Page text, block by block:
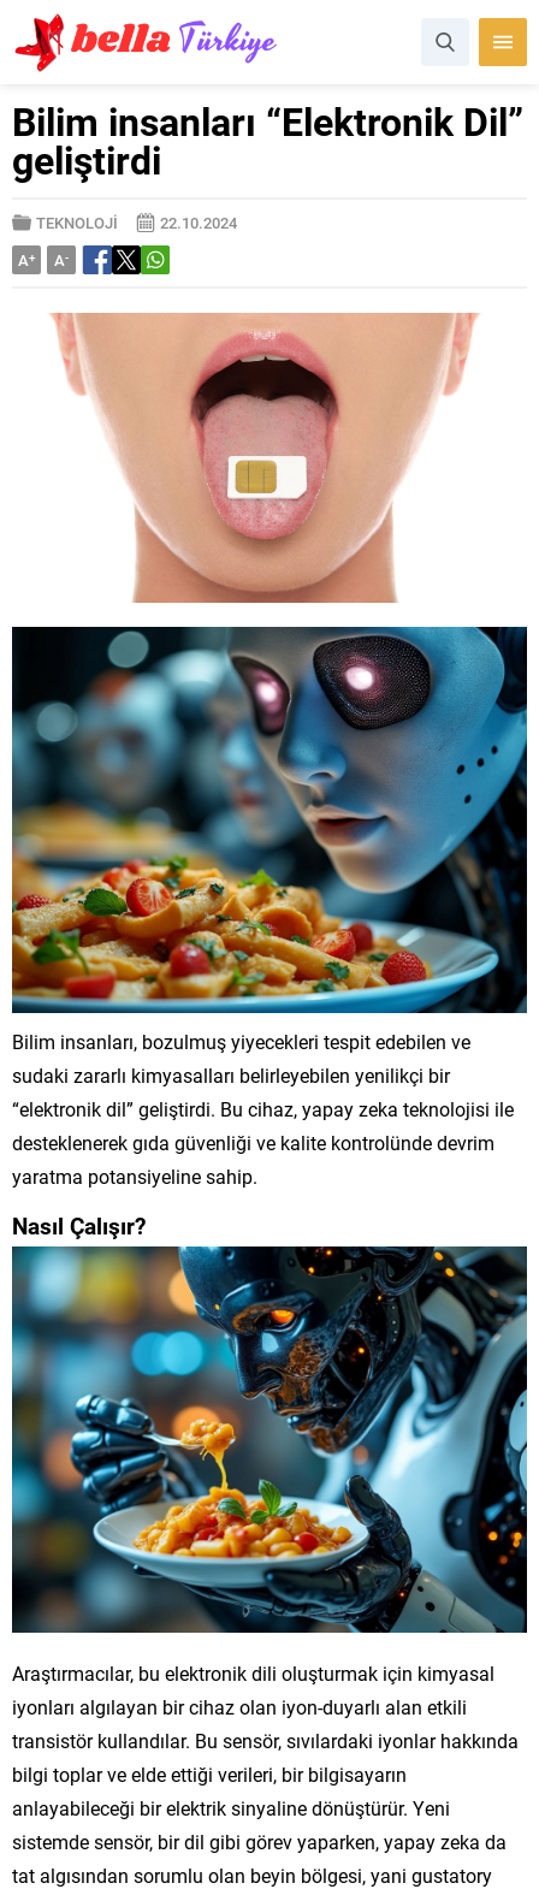
Bilim insanları “Elektronik Dil”
geliştirdi
TEKNOLOJİ
22.10.2024
A+ A-
Bilim insanları, bozulmuş yiyecekleri tespit edebilen ve
sudaki zararlı kimyasalları belirleyebilen yenilikçi bir
“elektronik dil” geliştirdi. Bu cihaz, yapay zeka teknolojisi ile
desteklenerek gıda güvenliği ve kalite kontrolünde devrim
yaratma potansiyeline sahip.
Nasıl Çalışır?
Araştırmacılar, bu elektronik dili oluşturmak için kimyasal
iyonları algılayan bir cihaz olan iyon-duyarlı alan etkili
transistör kullandılar. Bu sensör, sıvılardaki iyonlar hakkında
bilgi toplar ve elde ettiği verileri, bir bilgisayarın
anlayabileceği bir elektrik sinyaline dönüştürür. Yeni
sistemde sensör, bir dil gibi görev yaparken, yapay zeka da
tat algısından sorumlu olan beyin bölgesi, yani gustatory